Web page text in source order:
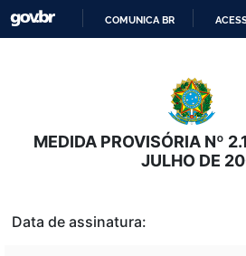
O
COMUNICA BR
MEDIDA PROVISÓRIA Nº
JULHO DE
Data de assinatura: